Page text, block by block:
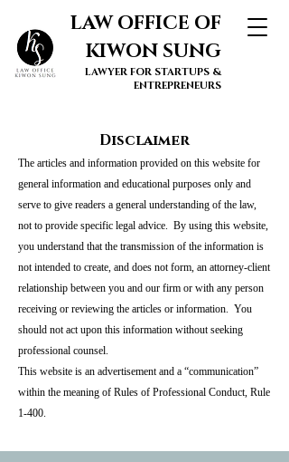
LAW OFFICE OF
KIWON SUNG
LAWYER FOR STARTUPS &
ENTREPRENEURS
Disclaimer
The articles and information provided on this website for
general information and educational purposes only and
serve to give readers a general understanding of the law,
not to provide specific legal advice. By using this website,
you understand that the transmission of the information is
not intended to create, and does not form, an attorney-client
relationship between you and our firm or with any person
receiving or reviewing the articles or information. You
should not act upon this information without seeking
professional counsel.
This website is an advertisement and a “communication”
within the meaning of Rules of Professional Conduct, Rule
1-400.